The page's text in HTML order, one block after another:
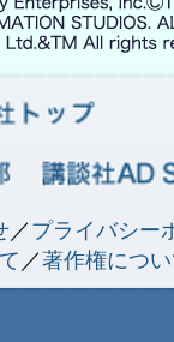
／ プライバシー
／著作権につ